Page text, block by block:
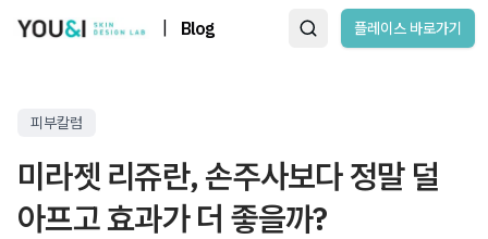
Blog 플레이스 바로가기
피부칼럼
미라젯 리쥬란, 손주사보다 정말 덜
아프고 효과가 더 좋을까?